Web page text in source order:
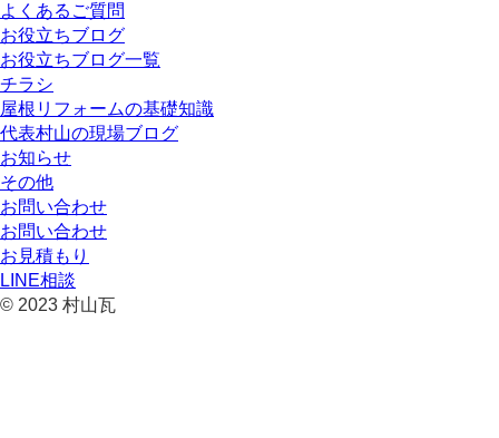
よくあるご質問
お役立ちブログ
お役立ちブログ一覧
チラシ
屋根リフォームの基礎知識
代表村山の現場ブログ
お知らせ
その他
お問い合わせ
お問い合わせ
お見積もり
LINE相談
© 2023 村山瓦